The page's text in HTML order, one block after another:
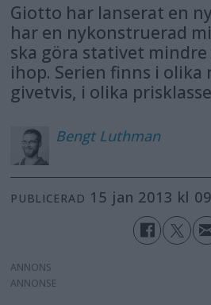
Giotto har lanserat en
har en nykonstruerad
ska göra stativet
ihop. Serien finns i olika
givetvis, i olika
Bengt Luthman
PUBLICERAD 15 jan 2013 kl
ANNONS